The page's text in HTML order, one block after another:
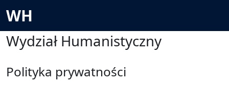
WH
Wydział Humanistyczny
Polityka prywatności